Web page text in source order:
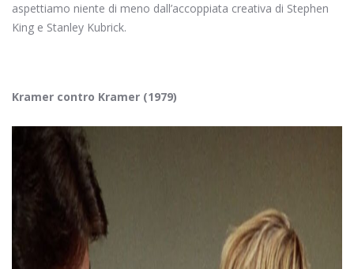
aspettiamo niente di meno dall’accoppiata creativa di Stephen
King e Stanley Kubrick.
Kramer contro Kramer (1979)